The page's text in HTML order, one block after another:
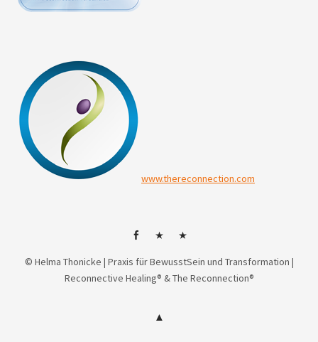
www.thereconnection.com
facebokHP Mail
© Helma Thonicke | Praxis für BewusstSein und Transformation |
Reconnective Healing® & The Reconnection®